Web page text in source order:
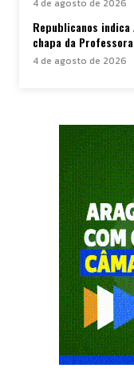
4 de agosto de 2026
Republicanos
chapa da
4 de agosto de 2026